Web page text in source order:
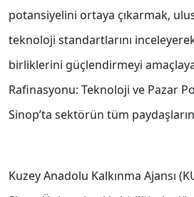
potansiyelini ortaya çıkarmak,
teknoloji standartlarını
birliklerini güçlendirmeyi
Rafinasyonu: Teknoloji ve Pazar
Sinop’ta sektörün tüm
Kuzey Anadolu Kalkınma Ajansı